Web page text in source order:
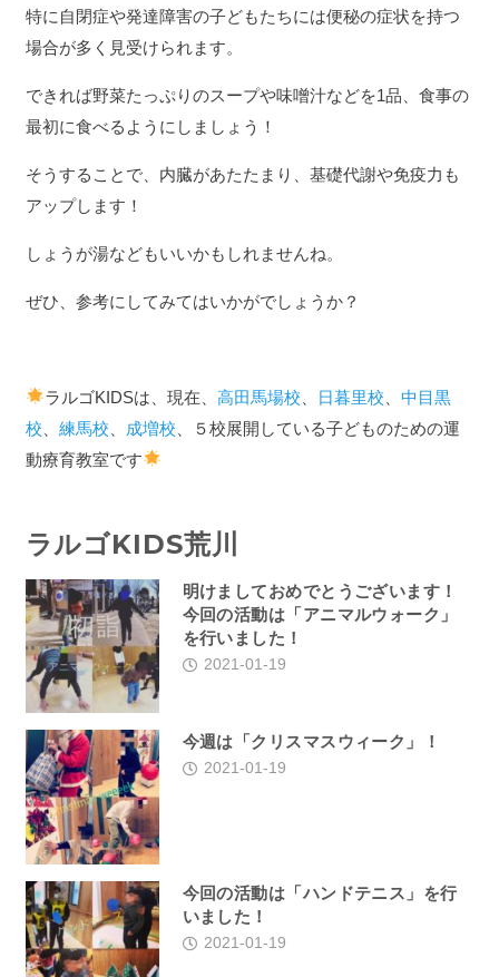
特に自閉症や発達障害の子どもたちには便秘の症状を持つ
場合が多く見受けられます。
できれば野菜たっぷりのスープや味噌汁などを1品、食事の
最初に食べるようにしましょう！
そうすることで、内臓があたたまり、基礎代謝や免疫力も
アップします！
しょうが湯などもいいかもしれませんね。
ぜひ、参考にしてみてはいかがでしょうか？
ラルゴKIDSは、現在、 高田馬場校 日暮里校
中目黒
校
練馬校 成増校 、５校展開している子どものための運
動療育教室です
ラルゴKIDS荒川
明けましておめでとうございます！
今回の活動は「アニマルウォーク」
を行いました！
2021-01-19
今週は「クリスマスウィーク」！
2021-01-19
今回の活動は「ハンドテニス」を行
いました！
2021-01-19